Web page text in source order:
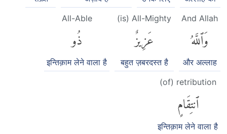
And Allah
وَٱللَّهُ
और अल्लाह
(is) All-Mighty
عَزِيزٌ
बहुत ज़बरदस्त है
All-Able
ذُو
इन्तिक़ाम लेने वाला है
(of) retribution
ٱنتِقَامٍ
इन्तिक़ाम लेने वाला है